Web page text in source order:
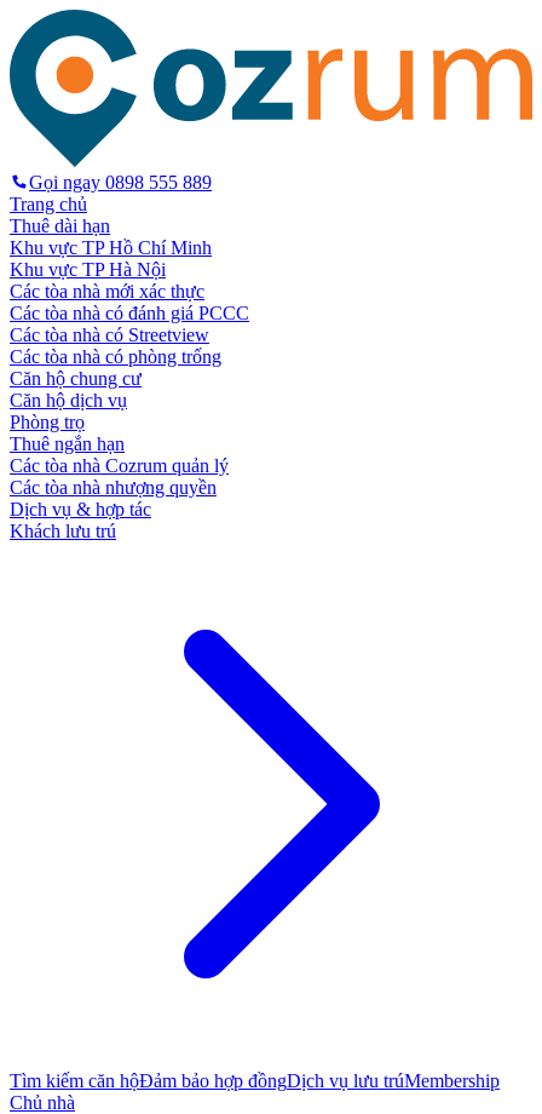
Gọi ngay 0898 555 889
Trang chủ
Thuê dài hạn
Khu vực TP Hồ Chí Minh
Khu vực TP Hà Nội
Các tòa nhà mới xác thực
Các tòa nhà có đánh giá PCCC
Các tòa nhà có Streetview
Các tòa nhà có phòng trống
Căn hộ chung cư
Căn hộ dịch vụ
Phòng trọ
Thuê ngắn hạn
Các tòa nhà Cozrum quản lý
Các tòa nhà nhượng quyền
Dịch vụ & hợp tác
Khách lưu trú
Tìm kiếm căn hộĐảm bảo hợp đồngDịch vụ lưu trúMembership
Chủ nhà